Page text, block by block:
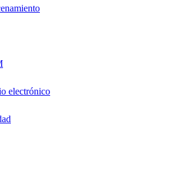
electrónico